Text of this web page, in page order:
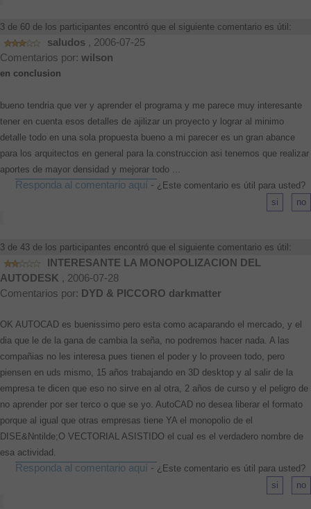
3 de 60 de los participantes encontró que el siguiente comentario es útil:
saludos , 2006-07-25
Comentarios por: wilson
en conclusion
bueno tendria que ver y aprender el programa y me parece muy interesante
tener en cuenta esos detalles de ajilizar un proyecto y lograr al minimo
detalle todo en una sola propuesta bueno a mi parecer es un gran abance
para los arquitectos en general para la construccion asi tenemos que realizar
aportes de mayor densidad y mejorar todo ...
Responda al comentario aquí - ¿Este comentario es útil para usted?
3 de 43 de los participantes encontró que el siguiente comentario es útil:
INTERESANTE LA MONOPOLIZACION DEL
AUTODESK , 2006-07-28
Comentarios por: DYD & PICCORO darkmatter
OK AUTOCAD es buenissimo pero esta como acaparando el mercado, y el
dia que le de la gana de cambia la seña, no podremos hacer nada. A las
compañias no les interesa pues tienen el poder y lo proveen todo, pero
piensen en uds mismo, 15 años trabajando en 3D desktop y al salir de la
empresa te dicen que eso no sirve en al otra, 2 años de curso y el peligro de
no aprender por ser terco o que se yo. AutoCAD no desea liberar el formato
porque al igual que otras empresas tiene YA el monopolio de el
DISE&Nntilde;O VECTORIAL ASISTIDO el cual es el verdadero nombre de
esa actividad.
Responda al comentario aquí - ¿Este comentario es útil para usted?